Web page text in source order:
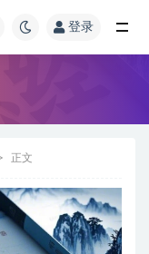
登录
正文